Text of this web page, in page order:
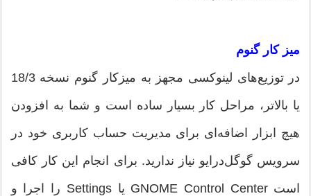
میز کار گنوم
در توزیع‌های لینوکسی مجهز به میزکار گنوم نسخه 18/3
یا بالاتر، مراحل کار بسیار ساده است و شما به افزودن
هیچ ابزار اضافه‌ای برای مدیریت حساب کاربری خود در
سرویس گوگل‌درایو نیاز ندارید. برای انجام این کار کافی
است GNOME Control Center یا Settings را اجرا و